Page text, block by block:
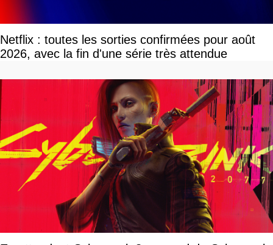
Netflix : toutes les sorties confirmées pour août
2026, avec la fin d'une série très attendue